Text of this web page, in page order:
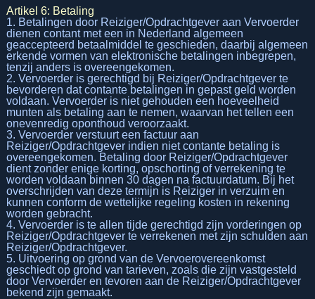
Artikel 6: Betaling
1. Betalingen door Reiziger/Opdrachtgever aan Vervoerder
dienen contant met een in Nederland algemeen
geaccepteerd betaalmiddel te geschieden, daarbij algemeen
erkende vormen van elektronische betalingen inbegrepen,
tenzij anders is overeengekomen.
2. Vervoerder is gerechtigd bij Reiziger/Opdrachtgever te
bevorderen dat contante betalingen in gepast geld worden
voldaan. Vervoerder is niet gehouden een hoeveelheid
munten als betaling aan te nemen, waarvan het tellen een
onevenredig oponthoud veroorzaakt.
3. Vervoerder verstuurt een factuur aan
Reiziger/Opdrachtgever indien niet contante betaling is
overeengekomen. Betaling door Reiziger/Opdrachtgever
dient zonder enige korting, opschorting of verrekening te
worden voldaan binnen 30 dagen na factuurdatum. Bij het
overschrijden van deze termijn is Reiziger in verzuim en
kunnen conform de wettelijke regeling kosten in rekening
worden gebracht.
4. Vervoerder is te allen tijde gerechtigd zijn vorderingen op
Reiziger/Opdrachtgever te verrekenen met zijn schulden aan
Reiziger/Opdrachtgever.
5. Uitvoering op grond van de Vervoerovereenkomst
geschiedt op grond van tarieven, zoals die zijn vastgesteld
door Vervoerder en tevoren aan de Reiziger/Opdrachtgever
bekend zijn gemaakt.